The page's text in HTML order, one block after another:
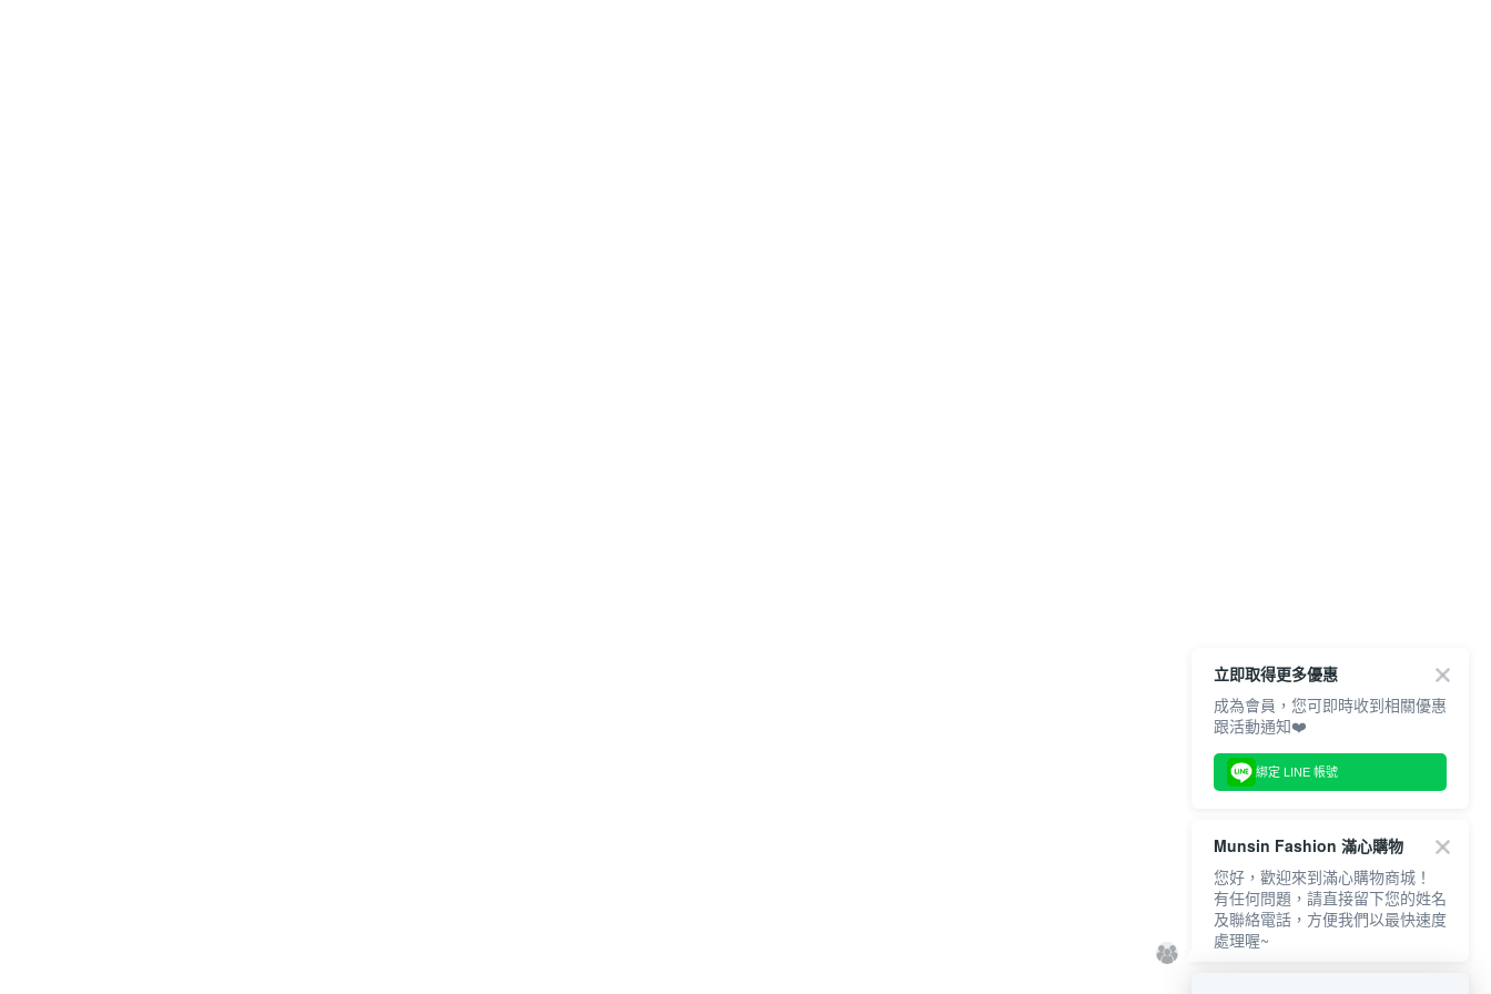
立即取得更多優惠
成為會員，您可即時收到相關優惠
跟活動通知❤️
綁定 LINE 帳號
Munsin Fashion 滿心購物
您好，歡迎來到滿心購物商城！
有任何問題，請直接留下您的姓名
及聯絡電話，方便我們以最快速度
處理喔~